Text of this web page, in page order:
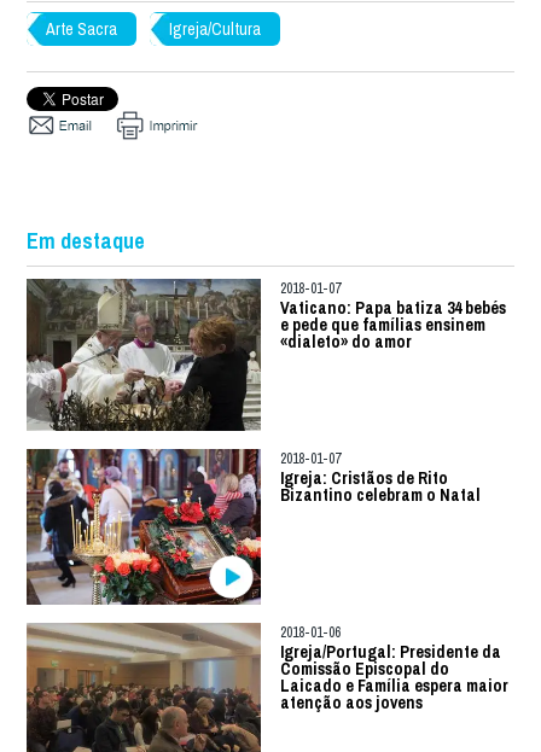
Arte Sacra Igreja/Cultura
Em destaque
2018-01-07
Vaticano: Papa batiza 34 bebés
e pede que famílias ensinem
«dialeto» do amor
2018-01-07
Igreja: Cristãos de Rito
Bizantino celebram o Natal
2018-01-06
Igreja/Portugal: Presidente da
Comissão Episcopal do
Laicado e Família espera maior
atenção aos jovens